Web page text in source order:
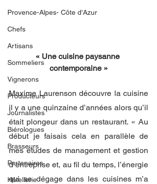
Provence-Alpes- Côte d'Azur
Chefs
Artisans
Sommeliers
Vignerons
Producteurs
Journalistes
Biérologues
Brasseurs
Partenaires
Hôtellerie
« Une cuisine paysanne
contemporaine »
Maxime Laurenson découvre la cuisine
il y a une quinzaine d’années alors qu’il
était plongeur dans un restaurant. « Au
début je faisais cela en parallèle de
mes études de management et gestion
d’entreprise et, au fil du temps, l’énergie
qui se dégage dans les cuisines m’a